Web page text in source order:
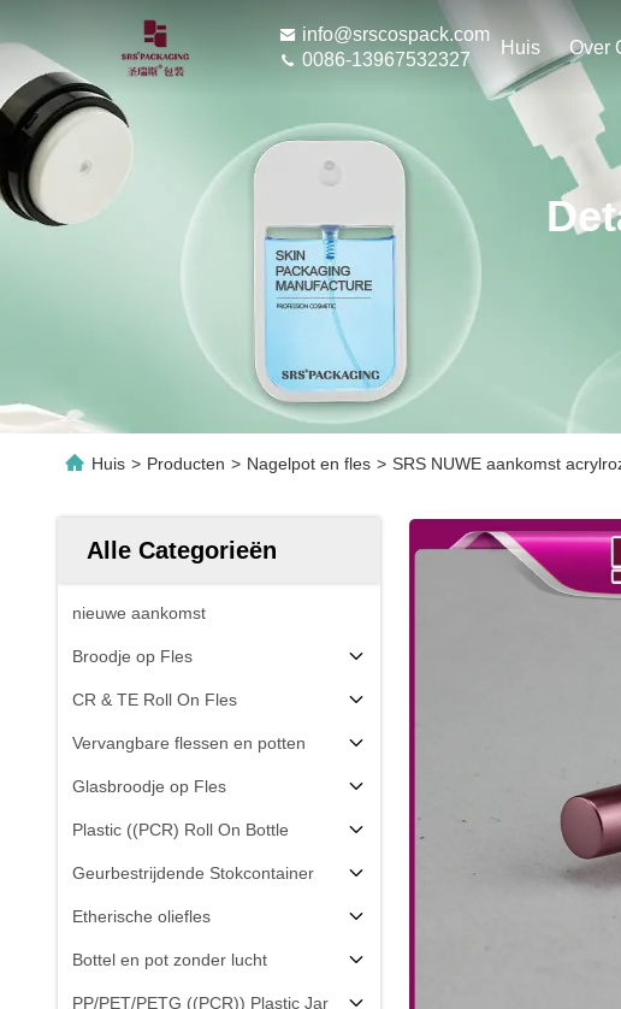
info@srscospack.com
0086-13967532327
Huis Over
Huis > Producten > Nagelpot en fles > SRS NUWE aankomst
Alle Categorieën
nieuwe aankomst
Broodje op Fles
CR & TE Roll On Fles
Vervangbare flessen en potten
Glasbroodje op Fles
Plastic ((PCR) Roll On Bottle
Geurbestrijdende Stokcontainer
Etherische oliefles
Bottel en pot zonder lucht
PP/PET/PETG ((PCR)) Plastic Jar